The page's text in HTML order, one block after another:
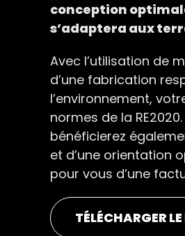
conception
s’adaptera aux
Avec l’utilisation de
d’une fabrication
l’environnement,
normes de la
bénéficierez
et d’une orientation
pour vous d’une
TÉLÉCHARGER